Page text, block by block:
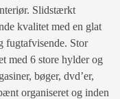
Slidstærkt
kvalitet med en glat
fugtafvisende. Stor
med 6 store hylder og
bøger, dvd’er,
organiseret og inden